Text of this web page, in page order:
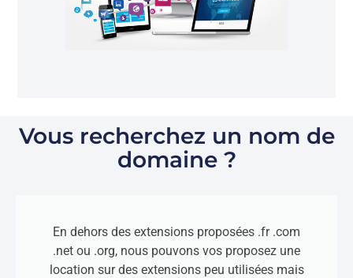
Vous recherchez un nom de
domaine ?
En dehors des extensions proposées .fr .com
.net ou .org, nous pouvons vos proposez une
location sur des extensions peu utilisées mais